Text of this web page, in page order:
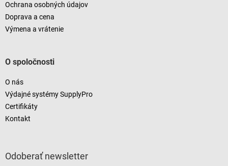
Ochrana osobných údajov
Doprava a cena
Výmena a vrátenie
O spoločnosti
O nás
Výdajné systémy SupplyPro
Certifikáty
Kontakt
Odoberať newsletter